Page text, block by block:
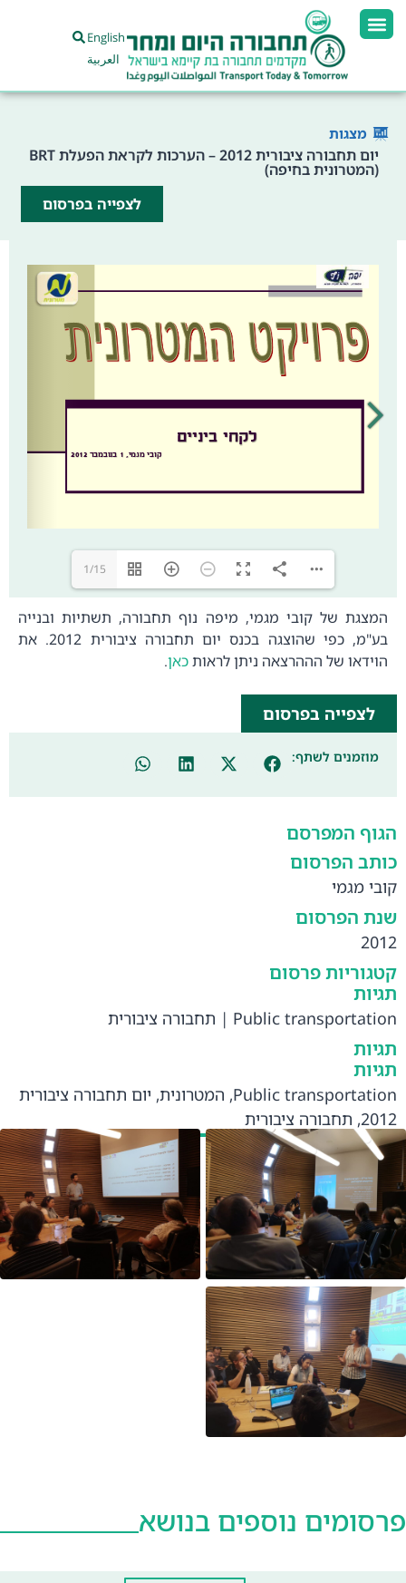
English
العربية
מצגות
יום תחבורה ציבורית 2012 – הערכות לקראת הפעלת BRT
(המטרונית בחיפה)
לצפייה בפרסום
1/15
המצגת של קובי מגמי, מיפה נוף תחבורה, תשתיות ובנייה
בע"מ, כפי שהוצגה בכנס יום תחבורה ציבורית 2012. את
הוידאו של הההרצאה ניתן לראותכאן.
לצפייה בפרסום
מוזמנים לשתף:
הגוף המפרסם
כותב הפרסום
קובי מגמי
שנת הפרסום
2012
קטגוריות פרסום
תגיות
Public transportation
| תחבורה ציבורית
תגיות
תגיות
Public transportation
, המטרונית, יום תחבורה ציבורית
2012
, תחבורה ציבורית
פרסומים נוספים בנושא